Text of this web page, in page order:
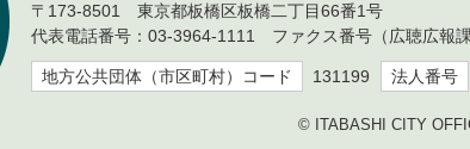
〒173-8501 東京都板橋区板橋二丁目66番1号
代表電話番号：03-3964-1111 ファクス番号（広聴広報
地方公共団体（市区町村）コード 131199 法人番号
© ITABASHI CITY